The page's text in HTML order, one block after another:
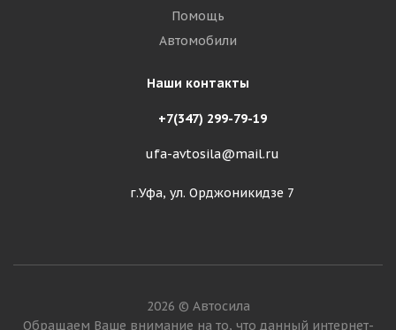
Помощь
Автомобили
Наши контакты
+7(347) 299-79-19
ufa-avtosila@mail.ru
г.Уфа, ул. Орджоникидзе 7
2026 © Автосила
Обращаем Ваше внимание на то, что данный интернет-